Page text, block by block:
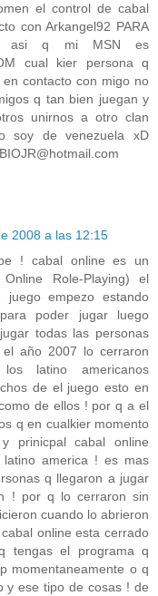
el control de cabal
con Arkangel92 PARA
asi q mi MSN es
cual kier persona q
contacto con migo no
q tan bien juegan y
unirnos a otro clan
soy de venezuela xD
2008 a las 12:15
! cabal online es un
Role-Playing) el
empezo estando
poder jugar luego
todas las personas
año 2007 lo cerraron
latino americanos
de el juego esto en
de ellos ! por q a el
q en cualkier momento
prinicpal cabal online
america ! es mas
q llegaron a jugar
! por q lo cerraron sin
cuando lo abrieron
online esta cerrado
tengas el programa q
momentaneamente o q
y ese tipo de cosas ! de